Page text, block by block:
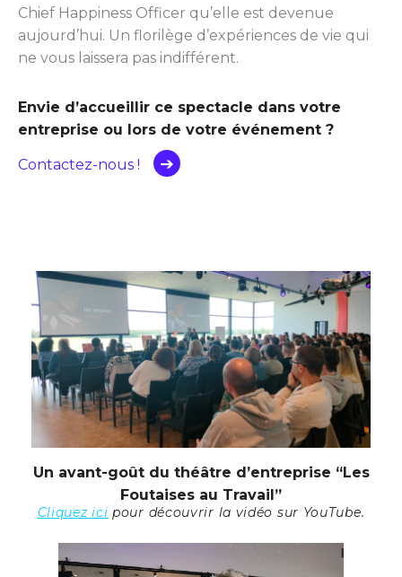
Chief Happiness Officer qu’elle est devenue
aujourd’hui. Un florilège d’expériences de vie qui
ne vous laissera pas indifférent.
Envie d’accueillir ce spectacle dans votre
entreprise ou lors de votre événement ?
Contactez-nous !
Un avant-goût du théâtre d’entreprise “Les
Foutaises au Travail”
Cliquez ici pour découvrir la vidéo sur YouTube.